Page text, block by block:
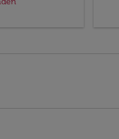
cmp-view-offers-
cmp-view-offers-
CHS–CAN: cmp-view-
CHS–CAN: cmp-view-
CHS–CAN: cmp-
CHS–CAN: